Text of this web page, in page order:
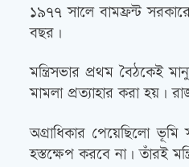
১৯৭৭ সালে বামফ্রন্ট
বছর।
মন্ত্রিসভার প্রথম বৈঠকেই
মামলা প্রত্যাহার করা হয়।
অগ্রাধিকার পেয়েছিলো
হস্তক্ষেপ করবে না। তাঁরই